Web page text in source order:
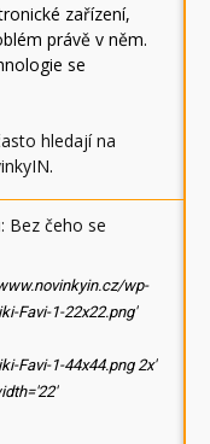
zařízení,
právě v něm.
se
hledají na
.
Bez čeho se
wp-
Favi-1-22x22.png'
Favi-1-44x44.png 2x'